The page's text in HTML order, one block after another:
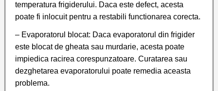
temperatura frigiderului. Daca este defect, acesta
poate fi inlocuit pentru a restabili functionarea corecta.
– Evaporatorul blocat: Daca evaporatorul din frigider
este blocat de gheata sau murdarie, acesta poate
impiedica racirea corespunzatoare. Curatarea sau
dezghetarea evaporatorului poate remedia aceasta
problema.